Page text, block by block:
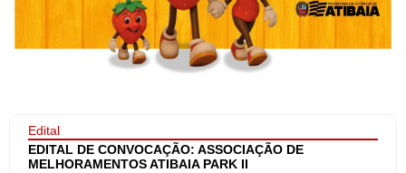
Edital
EDITAL DE CONVOCAÇÃO: ASSOCIAÇÃO DE
MELHORAMENTOS ATIBAIA PARK II